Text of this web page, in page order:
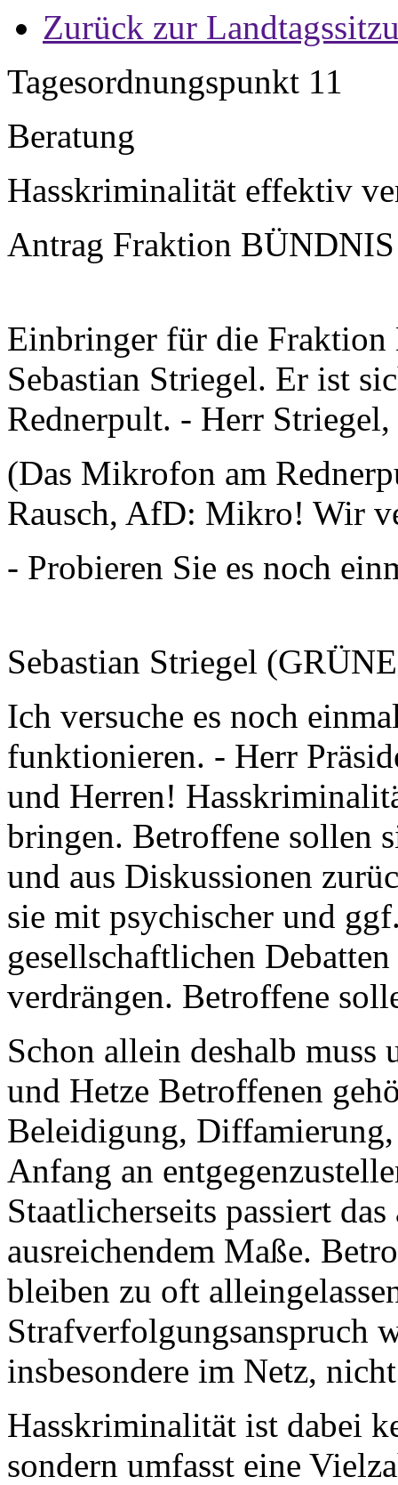
Zurück zur
Tagesordnungspunkt 11
Beratung
Hasskriminalität effektiv
Antrag Fraktion
Einbringer für die
Sebastian Striegel. Er ist
Rednerpult. - Herr
(Das Mikrofon am
Rausch, AfD: Mikro! Wir
- Probieren Sie es noch
Sebastian Striegel
Ich versuche es noch
funktionieren. - Herr
und Herren!
bringen. Betroffene sollen
und aus Diskussionen
sie mit psychischer und
gesellschaftlichen
verdrängen. Betroffene
Schon allein deshalb muss
und Hetze Betroffenen
Beleidigung,
Anfang an
Staatlicherseits passiert
ausreichendem Maße.
bleiben zu oft
Strafverfolgungsanspruch
insbesondere im Netz,
Hasskriminalität ist dabei
sondern umfasst eine